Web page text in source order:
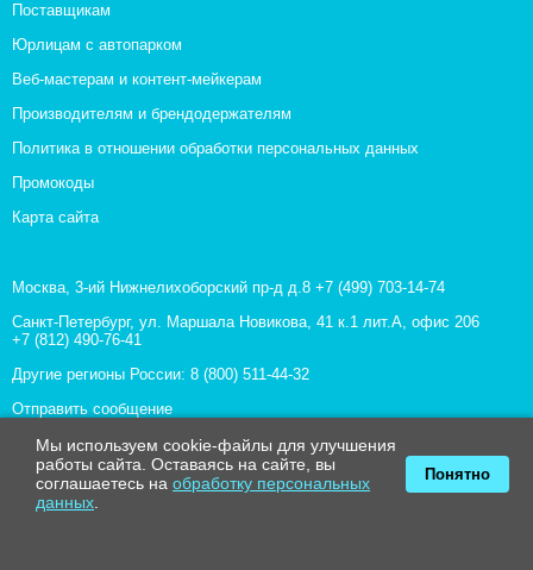
Поставщикам
Юрлицам с автопарком
Веб-мастерам и контент-мейкерам
Производителям и брендодержателям
Политика в отношении обработки персональных данных
Промокоды
Карта сайта
Москва, 3-ий Нижнелихоборский пр-д д.8 +7 (499) 703-14-74
Санкт-Петербург, ул. Маршала Новикова, 41 к.1 лит.А, офис 206
+7 (812) 490-76-41
Другие регионы России: 8 (800) 511-44-32
Отправить сообщение
Все контакты
Мы используем cookie-файлы для улучшения
работы сайта. Оставаясь на сайте, вы
соглашаетесь на обработку персональных
данных
Понятно